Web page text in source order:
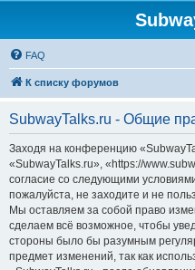
FAQ
К списку форумов
SubwayTalks.ru - Общие
Заходя на конференцию
«SubwayTalks.ru», «https://
согласие со следующими
пожалуйста, не заходите и не
Мы оставляем за собой право
сделаем всё возможное, чтобы
стороны было бы разумным
предмет изменений, так как